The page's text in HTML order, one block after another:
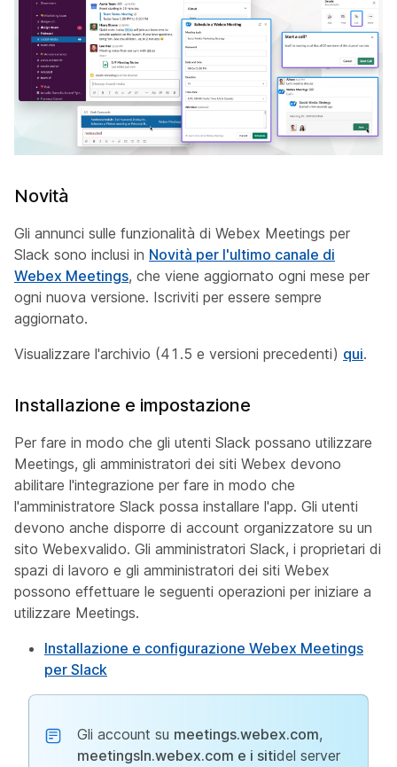
Novità
Gli annunci sulle funzionalità di Webex Meetings per
Slack sono inclusi in Novità per l'ultimo canale di
Webex Meetings, che viene aggiornato ogni mese per
ogni nuova versione. Iscriviti per essere sempre
aggiornato.
Visualizzare l'archivio (41.5 e versioni precedenti) qui.
Installazione e impostazione
Per fare in modo che gli utenti Slack possano utilizzare
Meetings, gli amministratori dei siti Webex devono
abilitare l'integrazione per fare in modo che
l'amministratore Slack possa installare l'app. Gli utenti
devono anche disporre di account organizzatore su un
sito Webexvalido. Gli amministratori Slack, i proprietari di
spazi di lavoro e gli amministratori dei siti Webex
possono effettuare le seguenti operazioni per iniziare a
utilizzare Meetings.
Installazione e configurazione Webex Meetings
per Slack
Gli account su meetings.webex.com,
meetingsln.webex.com e i sitidel server